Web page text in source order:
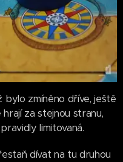
zmíněno dříve, ještě
za stejnou stranu,
limitovaná.
dívat na tu druhou